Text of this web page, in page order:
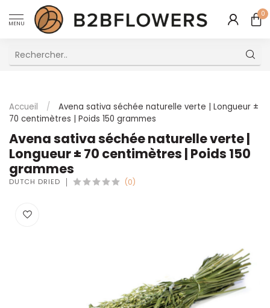
MENU
0
Accueil /
Avena sativa séchée naturelle verte | Longueur ±
70 centimètres | Poids 150 grammes
Avena sativa séchée naturelle verte |
Longueur ± 70 centimètres | Poids 150
grammes
DUTCH DRIED (0)